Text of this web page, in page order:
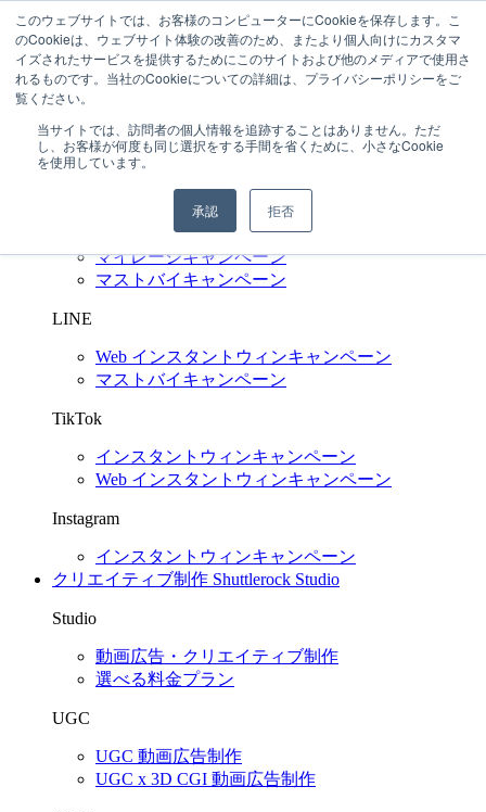
このウェブサイトでは、お客様のコンピューターにCookieを保存します。こ
のCookieは、ウェブサイト体験の改善のため、またより個人向けにカスタマ
イズされたサービスを提供するためにこのサイトおよび他のメディアで使用さ
れるものです。当社のCookieについての詳細は、プライバシーポリシーをご
覧ください。
当サイトでは、訪問者の個人情報を追跡することはありません。ただ
し、お客様が何度も同じ選択をする手間を省くために、小さなCookie
を使用しています。
承認 拒否
03-6272-6480
SNS キャンペーン支援 Shuttlerock BBF
X(Twitter)
インスタントウィンキャンペーン
Web インスタントウィンキャンペーン
マイレージキャンペーン
マストバイキャンペーン
LINE
Web インスタントウィンキャンペーン
マストバイキャンペーン
TikTok
インスタントウィンキャンペーン
Web インスタントウィンキャンペーン
Instagram
インスタントウィンキャンペーン
クリエイティブ制作 Shuttlerock Studio
Studio
動画広告・クリエイティブ制作
選べる料金プラン
UGC
UGC 動画広告制作
UGC x 3D CGI 動画広告制作